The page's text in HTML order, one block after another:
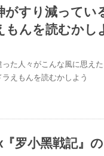
がすり減ってい
んを読むかし
た人々がこんな風に思え
えもんを読むかしよう
『罗小黑戦記』